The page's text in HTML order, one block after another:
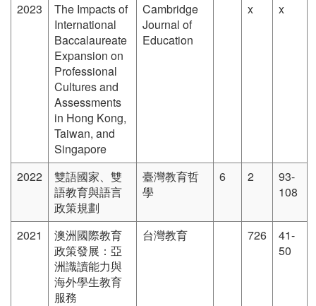
2023
The Impacts of
International
Baccalaureate
Expansion on
Professional
Cultures and
Assessments
in Hong Kong,
Taiwan, and
Singapore
Cambridge
Journal of
Education
x x
2022
雙語國家、雙
語教育與語言
政策規劃
臺灣教育哲
學
6 2
93-
108
2021
澳洲國際教育
政策發展：亞
洲識讀能力與
海外學生教育
服務
台灣教育 726
41-
50